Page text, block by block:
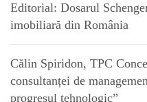
Editorial: Dosarul
imobiliară din România
Călin Spiridon, TPC
consultanței de
progresul tehnologic”